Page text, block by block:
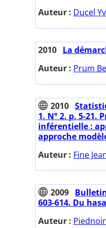
Auteur : Ducel
2010 La
Auteur : Prum
2010
1. N° 2. p. 5-
inférentielle :
approche
Auteur : Fine
2009
603-614. Du
Auteur :